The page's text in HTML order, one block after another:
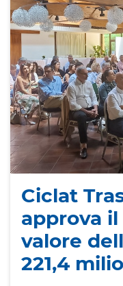
Ciclat
approva
valore
221,4